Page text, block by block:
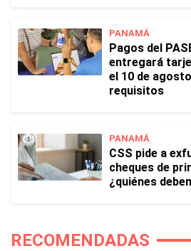
PANAMÁ
Pagos del
entregará
el 10 de
requisitos
PANAMÁ
CSS pide a
cheques de
¿quiénes
RECOMENDADAS